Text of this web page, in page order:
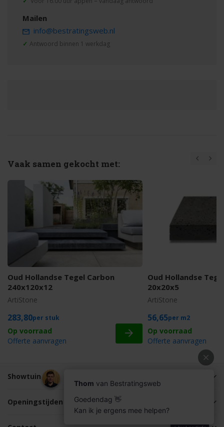
Mailen
info@bestratingsweb.nl
✓ Antwoord binnen 1 werkdag
Vaak samen gekocht met:
Oud Hollandse Tegel Carbon
240x120x12
ArtiStone
283,80 stuk
Offerte aanvragen
Oud Hollandse
20x20x5
ArtiStone
56,65 m2
Offerte aanvragen
Showtuin
Openingstijden